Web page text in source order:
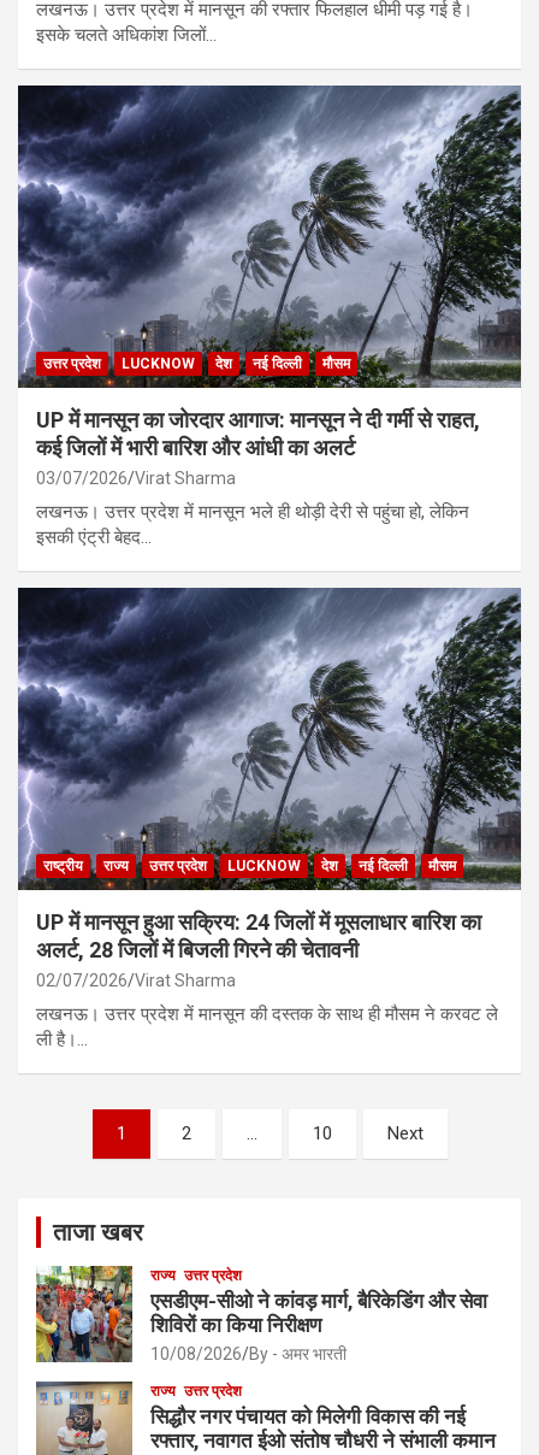
लखनऊ। उत्तर प्रदेश में मानसून की रफ्तार फिलहाल धीमी पड़ गई है।
इसके चलते अधिकांश जिलों…
उत्तर प्रदेश LUCKNOW देश नई दिल्ली मौसम
UP में मानसून का जोरदार आगाज: मानसून ने दी गर्मी से राहत,
कई जिलों में भारी बारिश और आंधी का अलर्ट
03/07/2026 Virat Sharma
लखनऊ। उत्तर प्रदेश में मानसून भले ही थोड़ी देरी से पहुंचा हो, लेकिन
इसकी एंट्री बेहद…
राष्ट्रीय राज्य उत्तर प्रदेश LUCKNOW देश नई दिल्ली मौसम
UP में मानसून हुआ सक्रिय: 24 जिलों में मूसलाधार बारिश का
अलर्ट, 28 जिलों में बिजली गिरने की चेतावनी
02/07/2026 Virat Sharma
लखनऊ। उत्तर प्रदेश में मानसून की दस्तक के साथ ही मौसम ने करवट ले
ली है।…
pagination
1 2 … 10 Next
ताजा खबर
राज्य उत्तर प्रदेश
एसडीएम-सीओ ने कांवड़ मार्ग, बैरिकेडिंग और सेवा
शिविरों का किया निरीक्षण
10/08/2026 By - अमर भारती
राज्य उत्तर प्रदेश
सिद्धौर नगर पंचायत को मिलेगी विकास की नई
रफ्तार, नवागत ईओ संतोष चौधरी ने संभाली कमान